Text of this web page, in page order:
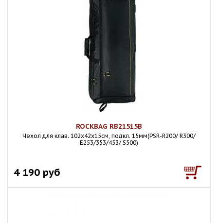
ROCKBAG RB21515B
Чехол для клав. 102х42х15см, подкл. 15мм(PSR-R200/ R300/
E253/353/453/ S500)
4 190 руб